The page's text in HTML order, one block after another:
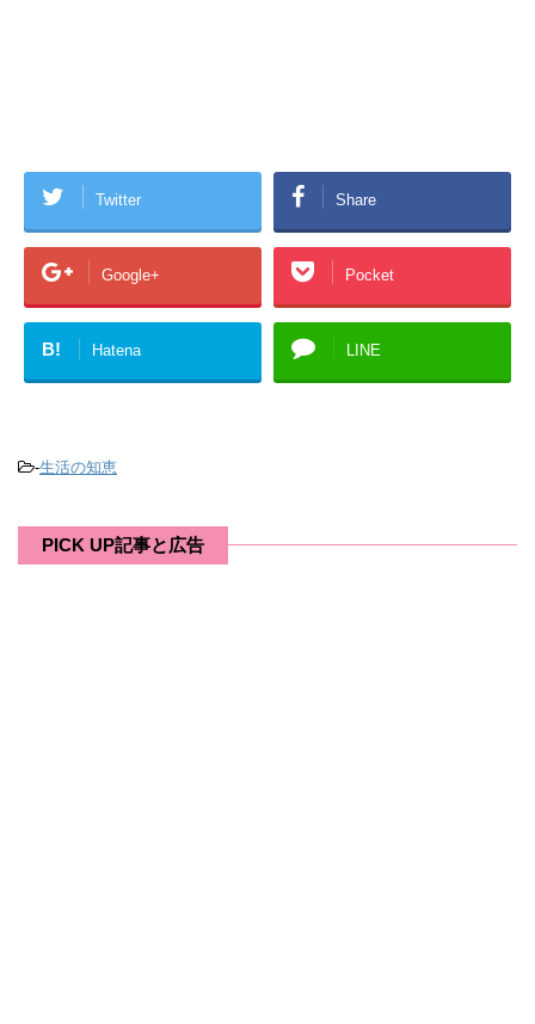
Twitter Share
Google+ Pocket
B! Hatena LINE
-生活の知恵
PICK UP記事と広告